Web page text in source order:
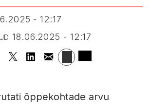
- 12:17
18.06.2025 - 12:17
õppekohtade arvu